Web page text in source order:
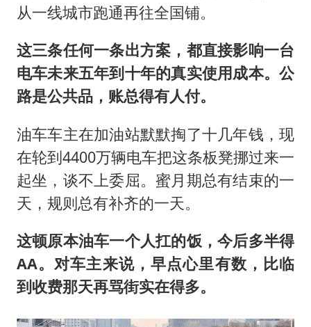
从一线城市跑通再往全国铺。
这三条任何一条出方案，都直接影响一台
电车未来五年到十年的真实使用成本。公
路是公共品，账总得有人付。
油车车主在加油站默默掏了十几年钱，现
在轮到4400万辆电车把这条板凳挪过来一
起坐，谈不上委屈。蜜月期总有结束的一
天，规则总有补齐的一天。
这顿原本油车一个人扛的饭，今后多半得
AA。对车主来说，早点心里有数，比临
到收费那天再骂街实在得多。